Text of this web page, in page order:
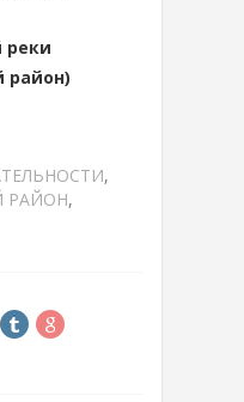
реки
район)
,
РАЙОН,